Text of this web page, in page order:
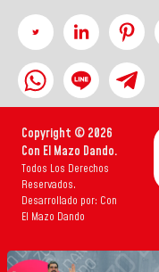
Copyright © 2026
Con El Mazo Dando.
Todos Los Derechos
Reservados.
Desarrollado por: Con
El Mazo Dando